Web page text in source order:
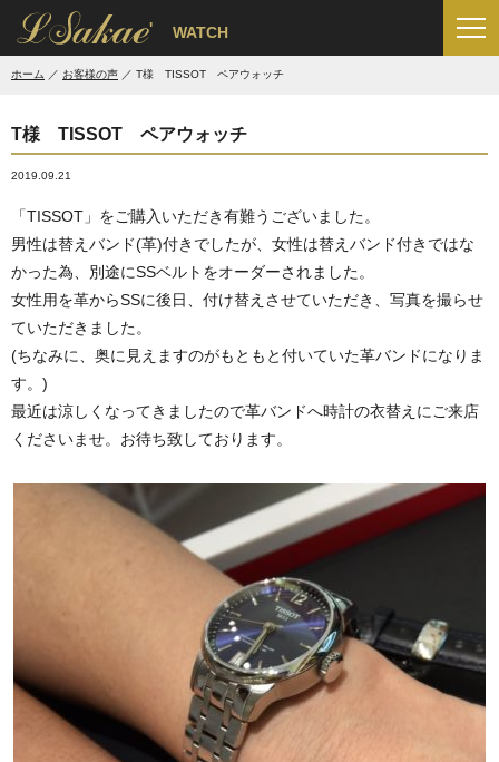
' WATCH
ホーム お客様の声 T様 TISSOT ペアウォッチ
T様 TISSOT ペアウォッチ
2019.09.21
「TISSOT」をご購入いただき有難うございました。
男性は替えバンド(革)付きでしたが、女性は替えバンド付きではな
かった為、別途にSSベルトをオーダーされました。
女性用を革からSSに後日、付け替えさせていただき、写真を撮らせ
ていただきました。
(ちなみに、奥に見えますのがもともと付いていた革バンドになりま
す。)
最近は涼しくなってきましたので革バンドへ時計の衣替えにご来店
くださいませ。お待ち致しております。